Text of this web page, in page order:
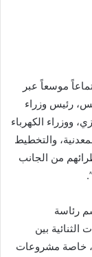
موسعاً عبر
رئيس وزراء
ووزراء الكهرباء
والتخطيط
من الجانب
رئاسة
بين
خاصة مشروعات